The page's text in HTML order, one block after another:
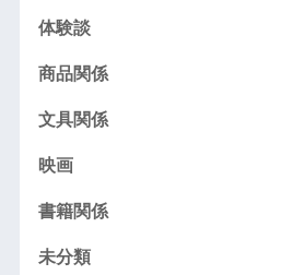
体験談
商品関係
文具関係
映画
書籍関係
未分類